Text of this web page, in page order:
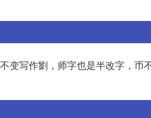
变写作劉，师字也是半改字，币